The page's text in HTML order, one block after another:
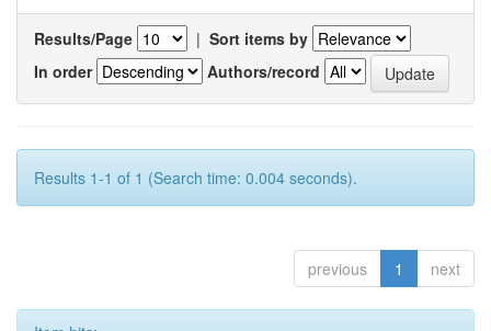
Results/Page | Sort items by
In order
Authors/record
Results 1-1 of 1 (Search time: 0.004 seconds).
previous 1 next